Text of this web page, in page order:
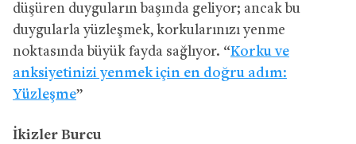
düşüren duyguların başında geliyor; ancak bu
duygularla yüzleşmek, korkularınızı yenme
noktasında büyük fayda sağlıyor. “Korku ve
anksiyetinizi yenmek için en doğru adım:
Yüzleşme”
İkizler Burcu